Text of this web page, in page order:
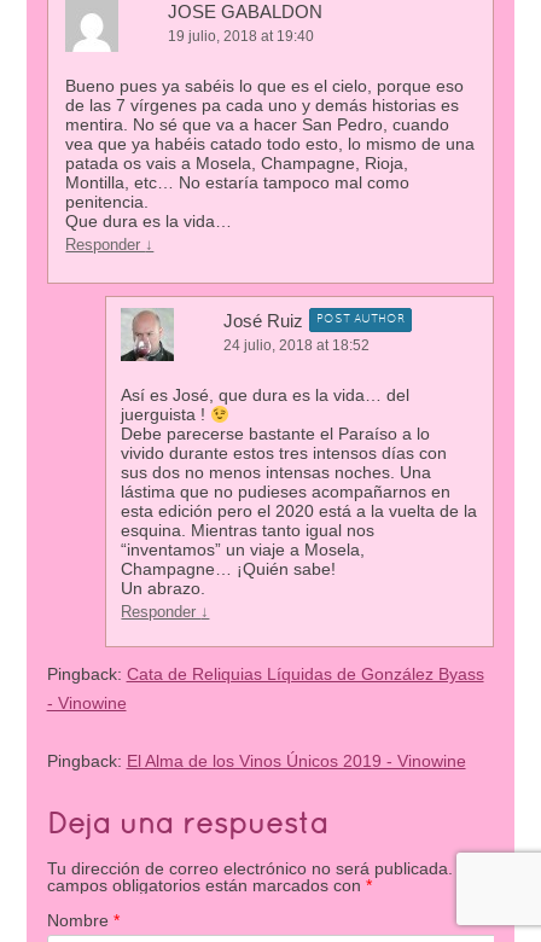
JOSE GABALDON
19 julio, 2018 at 19:40
Bueno pues ya sabéis lo que es el cielo, porque eso
de las 7 vírgenes pa cada uno y demás historias es
mentira. No sé que va a hacer San Pedro, cuando
vea que ya habéis catado todo esto, lo mismo de una
patada os vais a Mosela, Champagne, Rioja,
Montilla, etc… No estaría tampoco mal como
penitencia.
Que dura es la vida…
Responder ↓
José Ruiz POST AUTHOR
24 julio, 2018 at 18:52
Así es José, que dura es la vida… del
juerguista !
Debe parecerse bastante el Paraíso a lo
vivido durante estos tres intensos días con
sus dos no menos intensas noches. Una
lástima que no pudieses acompañarnos en
esta edición pero el 2020 está a la vuelta de la
esquina. Mientras tanto igual nos
“inventamos” un viaje a Mosela,
Champagne… ¡Quién sabe!
Un abrazo.
Responder ↓
Pingback: Cata de Reliquias Líquidas de González Byass
- Vinowine
Pingback: El Alma de los Vinos Únicos 2019 - Vinowine
Deja una respuesta
Tu dirección de correo electrónico no será publicada.
campos obligatorios están marcados con *
Nombre *